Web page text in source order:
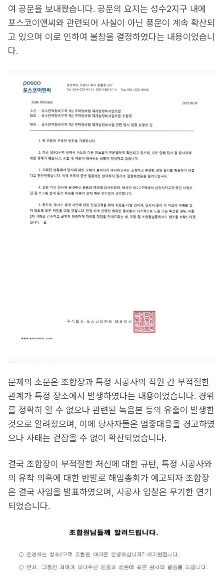
여 공문을 보내왔습니다. 공문의 요지는 성수2지구 내에
포스코이앤씨와 관련되어 사실이 아닌 풍문이 계속 확산되
고 있으며 이로 인하여 불참을 결정하였다는 내용이었습니
다.
문제의 소문은 조합장과 특정 시공사의 직원 간 부적절한
관계가 특정 장소에서 발생하였다는 내용이었습니다. 경위
를 정확히 알 수 없으나 관련된 녹음본 등의 유출이 발생한
것으로 알려졌으며, 이에 당사자들은 엄중대응을 경고하였
으나 사태는 겉잡을 수 없이 확산되었습니다.
결국 조합장이 부적절한 처신에 대한 규탄, 특정 시공사와
의 유착 의혹에 대한 반발로 해임총회가 예고되자 조합장
은 결국 사임을 발표하였으며, 시공사 입찰은 무기한 연기
되었습니다.